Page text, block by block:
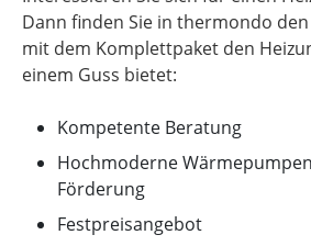
Dann finden Sie in thermondo
mit dem Komplettpaket den
einem Guss bietet:
Kompetente Beratung
Hochmoderne
Förderung
Festpreisangebot